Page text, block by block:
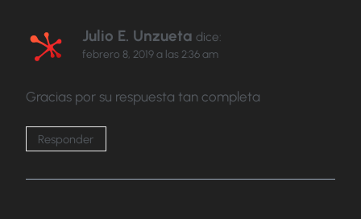
Julio E. Unzueta dice:
febrero 8, 2019 a las 2:36 am
Gracias por su respuesta tan completa
Responder